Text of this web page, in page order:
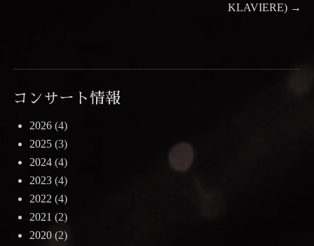
KLAVIERE) →
コンサート情報
2026(4)
2025(3)
2024(4)
2023(4)
2022 (4)
2021 (2)
2020(2)